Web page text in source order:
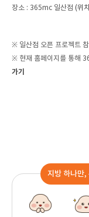
장소 : 365mc 일산점 (위
※ 일산점 오픈 프로젝트
※ 현재 홈페이지를 통해
가기
지방 하나만,